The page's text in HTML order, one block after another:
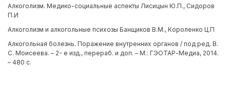
Алкоголизм. Медико-социальные аспекты Лисицын Ю.П., Сидоров
П.И
Алкоголизм и алкогольные психозы Банщиков В.М., Короленко Ц.П
Алкогольная болезнь. Поражение внутренних органов / под ред. В.
С. Моисеева. – 2- е изд., перераб. и доп. – М.: ГЭОТАР-Медиа, 2014.
– 480 с.